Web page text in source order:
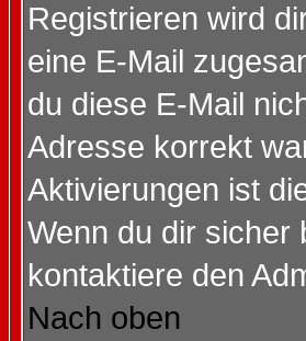
Registrieren wird
eine E-Mail
du diese E-Mail
Adresse korrekt
Aktivierungen ist
Wenn du dir sicher
kontaktiere den
Nach oben